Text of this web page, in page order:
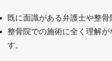
既に面識がある弁護士や整
整骨院での施術に全く理解
す。